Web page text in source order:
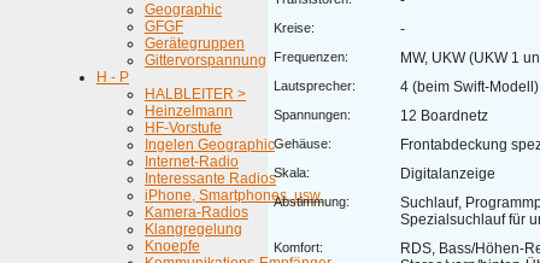
Geographic
GFGF
Gerätegruppen
Gittervorspannung
H - P
HALBLEITER >
Heinzelmann
HF-Vorstufe
Ingelen Geographic
Internet-Radio
Interessante Radios
iPhone, Smartphones, usw.
Kamera-Radios
Klangregelung
Knoepfe
Kreise: -
Frequenzen: MW, UKW (UKW 1
Lautsprecher: 4 (beim Swift-
Spannungen: 12 Boardnetz
Gehäuse: Frontabdeckung
Skala: Digitalanzeige
Abstimmung:
Suchlauf,
Spezialsuchlauf für
Komfort:
RDS, Bass/Höhen-